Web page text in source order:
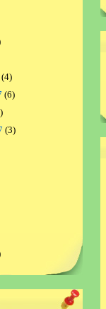
(4)
(6)
(3)